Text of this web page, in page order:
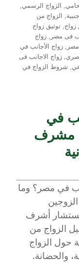
, الزواج الرسمي,
,
الزواج من
زواج,توثيق زواج
فى مصر ,زواج
,زواج الأجانب في
,زواج الاجانب فى
, شروط الزواج في
في
مشرف
في مصر؟ وما
أشرف
الزواج من
حول الزواج
والحضانة.